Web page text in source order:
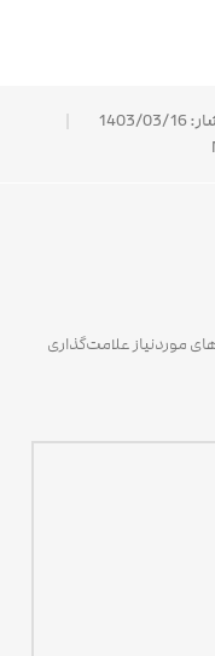
1403/03/16
موردنیاز علامت‌گذاری